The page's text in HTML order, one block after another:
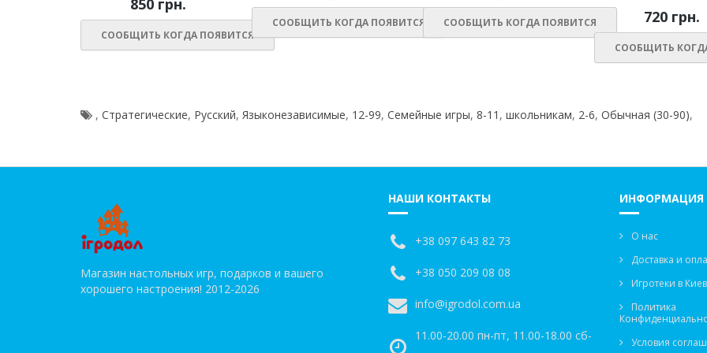
850 грн.
СООБЩИТЬ КОГДА ПОЯВИТСЯ
СООБЩИТЬ КОГДА ПОЯВИТСЯ СООБЩИТЬ КОГДА ПОЯВИТСЯ 720 грн.
СООБЩИТЬ
, Стратегические, Русский, Языконезависимые, 12-99, Семейные игры, 8-11 , школьникам, 2-6, Обычная (30-90),
Магазин настольных игр, подарков и вашего
хорошего настроения! 2012-2026
НАШИ КОНТАКТЫ
+38 097 643 82 73
+38 050 209 08 08
info@igrodol.com.ua
11.00-20.00 пн-пт, 11.00-18.00 сб-
ИНФОРМАЦИЯ
О нас
Доставка и
Игротеки в
Политика
Условия